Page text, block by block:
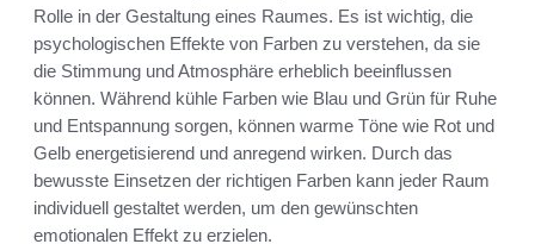
Rolle in der Gestaltung eines Raumes. Es ist wichtig, die
psychologischen Effekte von Farben zu verstehen, da sie
die Stimmung und Atmosphäre erheblich beeinflussen
können. Während kühle Farben wie Blau und Grün für Ruhe
und Entspannung sorgen, können warme Töne wie Rot und
Gelb energetisierend und anregend wirken. Durch das
bewusste Einsetzen der richtigen Farben kann jeder Raum
individuell gestaltet werden, um den gewünschten
emotionalen Effekt zu erzielen.